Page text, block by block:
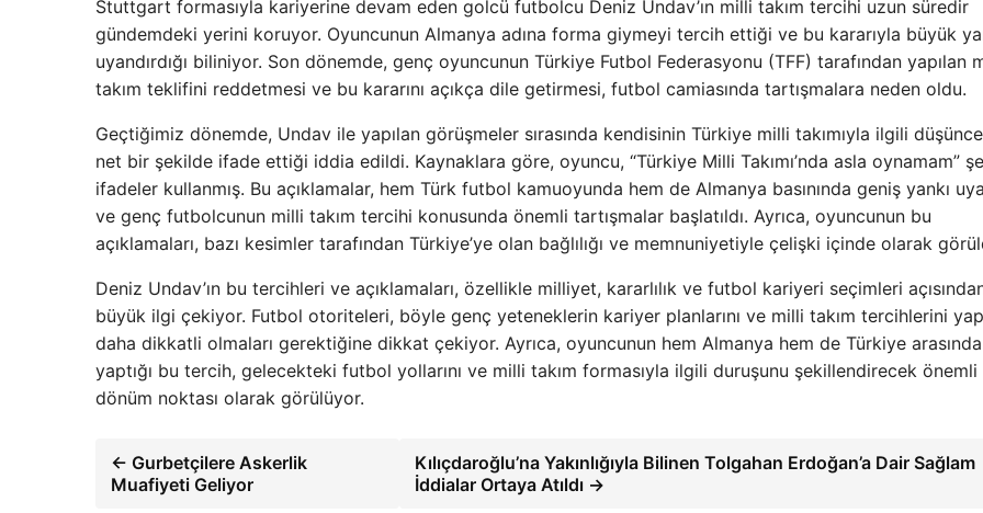
Stuttgart formasıyla kariyerine devam eden golcü futbolcu Deniz Undav’ın milli takım tercihi uzun süredir
gündemdeki yerini koruyor. Oyuncunun Almanya adına forma giymeyi tercih ettiği ve bu kararıyla büyük
uyandırdığı biliniyor. Son dönemde, genç oyuncunun Türkiye Futbol Federasyonu (TFF) tarafından yapılan
takım teklifini reddetmesi ve bu kararını açıkça dile getirmesi, futbol camiasında tartışmalara neden oldu.
Geçtiğimiz dönemde, Undav ile yapılan görüşmeler sırasında kendisinin Türkiye milli takımıyla ilgili
net bir şekilde ifade ettiği iddia edildi. Kaynaklara göre, oyuncu, “Türkiye Milli Takımı’nda asla oynamam”
ifadeler kullanmış. Bu açıklamalar, hem Türk futbol kamuoyunda hem de Almanya basınında geniş yankı
ve genç futbolcunun milli takım tercihi konusunda önemli tartışmalar başlatıldı. Ayrıca, oyuncunun bu
açıklamaları, bazı kesimler tarafından Türkiye’ye olan bağlılığı ve memnuniyetiyle çelişki içinde olarak
Deniz Undav’ın bu tercihleri ve açıklamaları, özellikle milliyet, kararlılık ve futbol kariyeri seçimleri
büyük ilgi çekiyor. Futbol otoriteleri, böyle genç yeteneklerin kariyer planlarını ve milli takım tercihlerini
daha dikkatli olmaları gerektiğine dikkat çekiyor. Ayrıca, oyuncunun hem Almanya hem de Türkiye arasında
yaptığı bu tercih, gelecekteki futbol yollarını ve milli takım formasıyla ilgili duruşunu şekillendirecek
dönüm noktası olarak görülüyor.
← Gurbetçilere Askerlik
Muafiyeti Geliyor
Kılıçdaroğlu’na Yakınlığıyla Bilinen Tolgahan Erdoğan’a Dair Sağlam
İddialar Ortaya Atıldı →